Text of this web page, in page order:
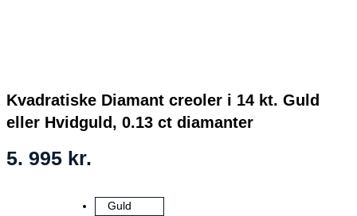
Kvadratiske Diamant creoler i 14 kt. Guld
eller Hvidguld, 0.13 ct diamanter
5. 995 kr.
Guld